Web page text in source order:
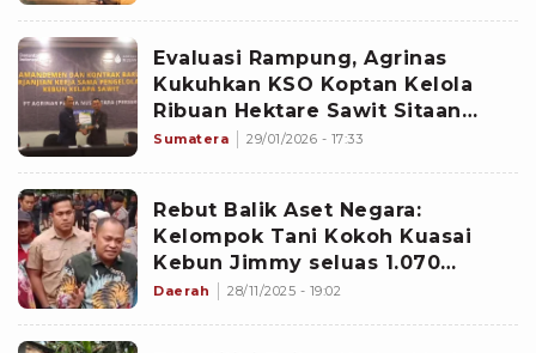
Evaluasi Rampung, Agrinas
Kukuhkan KSO Koptan Kelola
Ribuan Hektare Sawit Sitaan
Negara di Kampar
Sumatera 29/01/2026 - 17:33
Rebut Balik Aset Negara:
Kelompok Tani Kokoh Kuasai
Kebun Jimmy seluas 1.070
Hektare
Daerah 28/11/2025 - 19:02